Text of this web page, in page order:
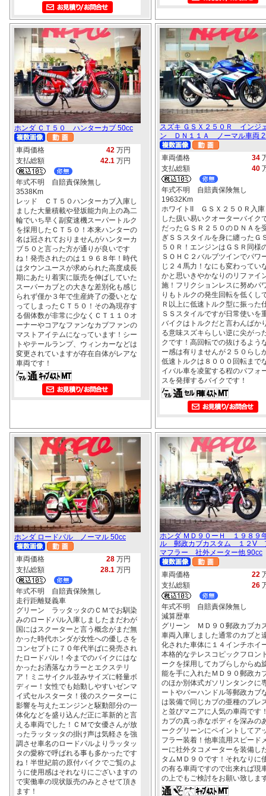
ホンダ ＣＴ５０ ハンターカブ 50cc
車両価格 42 万円
支払総額
42.1 万円
年式不明 自賠責保険無し
3538Km
レッド ＣＴ５０ハンターカブ入庫し
ました大量積載や登坂能力向上の為二
輪でいち早く副変速機スーパートルク
を採用したＣＴ５０！本来ハンターの
名は冠されておりませんがハンターカ
ブ５０と言った方が通りが良いです
ね！発売されたのは１９６８年！時代
はタウンユースが求められた高度成長
期にあたり着実に販売を伸ばしていた
スーパーカブとの大きな差別化も感じ
られず僅か３年で生産終了の憂いとな
ってしまったＣＴ５０！その為現存す
る個体数が非常に少なくＣＴ１１０オ
ーナーやコアなファンなカブファンの
マストアイテムになっています！シー
トやテールランプ、ウィンカーなどは
変更されていますが存在自体がレアな
車両です！
スズキ ＧＳＸ２５０Ｒ インジ
ン ＤＮ１１Ａ ノーマル車両
車両価格 34
支払総額
40
年式不明 自賠責保険無し
19632Km
ホワイトII ＧＳＸ２５０Ｒ入庫
した扱い易いクオーターバイク
だったＧＳＲ２５０のＤＮＡを
ぎＳＳスタイルを身に纏ったＧ
５０Ｒ！エンジンはＧＳＲ同様
ＳＯＨＣ２バルブツインでパワ
じ２４馬力！なにも変わってい
かと思いきやかなりのリファイ
施！フリクションレスに努めパ
りもトルクの発生回転を低くし
Ｒ以上に低速トルク型に振った
ＳＳスタイルですが日常使いを
バイクはトルクだと言わんばか
る意味スズキらしい逆に尖がっ
クです！高回転での抜けるよう
ー感は有りませんが２５０らし
低速トルクは８０００回転まで
イバル車を凌駕する程のパフォ
スを発揮するバイクです！
ホンダ ロードパル ノーマル 50cc
車両価格 28 万円
支払総額
28.1 万円
年式不明 自賠責保険無し
走行距離疑義車
グリーン ラッタッタのＣＭでお馴染
みのロードパル入庫しましたまだわが
国にはスクーターと言う概念がまだ無
かった時代ホンダが女性への優しさを
コンセプトに７０年代半ばに発売され
たロードパル！今までのバイクにはな
かったお洒落なカラーとエクステリ
ア！ミニサイクル並みサイズに軽量ボ
ディー！女性でも始動しやすいゼンマ
イ式セルスタータ！後のスクーターに
影響を与えたエンジンと駆動部分の一
体化などを盛り込んだ正に革新的と言
える車両でした！ＣＭで女優さんが放
ったラッタッタの掛け声は気軽さを強
調させ車名のロードパルよりラッタッ
タの愛称で呼ばれる事も多かったです
ね！半世紀前の原付バイクでご覧のよ
うに使用感はそれなりにございますの
で実働車の現状販売のみとさせて頂き
ます！
ホンダ ＭＤ９０ーＨ １９８９
ル 郵政カブカスタム １２V
マフラー 社外メーター他 90cc
車両価格 22
支払総額
26
年式不明 自賠責保険無し
減算歴車
グリーン ＭＤ９０郵政カブカ
車両入庫しました通常のカブと
化された車体に１４インチホイ
本格的なテレスコピックフロン
ークを採用してカブらしからぬ
能を手に入れたＭＤ９０郵政カ
のほか別体式ガソリンタンクに
ートやバーハンドル等郵政カブ
は装備で同じカブの亜種のプレ
と並びマニアに人気の車両です
カブの真っ赤なボディを深みの
ークグリーンにペイントしてア
フラー装着！他車流用スピード
ーに社外タコメーターを装備し
タムＭＤ９０です！それなりに
の有る車両ですので出来れば現
の上でもご検討をお願い致しま